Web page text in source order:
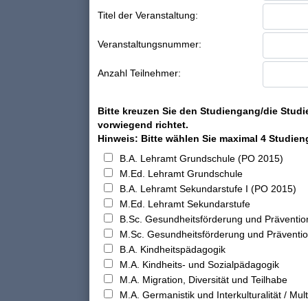
Titel der Veranstaltung:
Veranstaltungsnummer:
Anzahl Teilnehmer:
Bitte kreuzen Sie den Studiengang/die
vorwiegend richtet.
Hinweis: Bitte wählen Sie maximal 4
B.A. Lehramt Grundschule (PO 2015)
M.Ed. Lehramt Grundschule
B.A. Lehramt Sekundarstufe I (PO 2015)
M.Ed. Lehramt Sekundarstufe
B.Sc. Gesundheitsförderung und
M.Sc. Gesundheitsförderung und
B.A. Kindheitspädagogik
M.A. Kindheits- und Sozialpädagogik
M.A. Migration, Diversität und Teilhabe
M.A. Germanistik und Interkulturalität /